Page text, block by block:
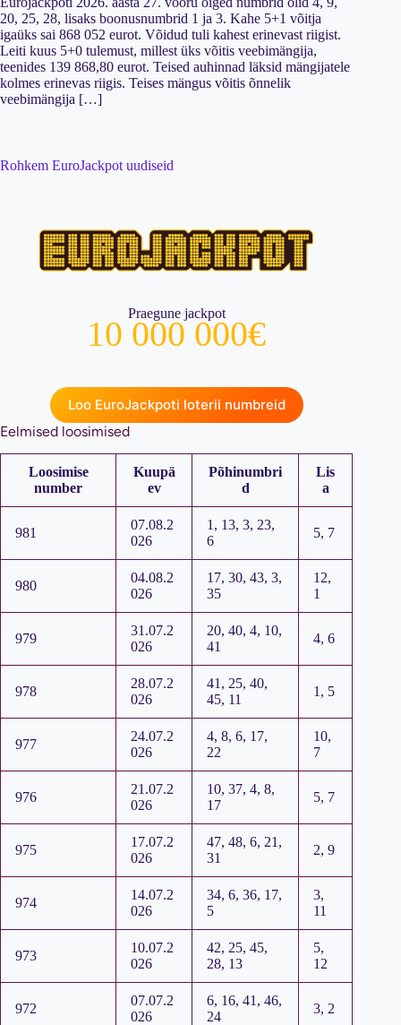
20, 25, 28, lisaks boonusnumbrid 1 ja 3. Kahe 5+1 võitja
igaüks sai 868 052 eurot. Võidud tuli kahest erinevast riigist.
Leiti kuus 5+0 tulemust, millest üks võitis veebimängija,
teenides 139 868,80 eurot. Teised auhinnad läksid mängijatele
kolmes erinevas riigis. Teises mängus võitis õnnelik
veebimängija […]
Rohkem EuroJackpot uudiseid
Praegune jackpot
10 000 000€
Loo EuroJackpoti loterii numbreid
Eelmised loosimised
Loosimise
number
Kuupä
ev
Põhinumbri
d
Lis
a
981
07.08.2
026
1, 13, 3, 23,
6
5, 7
980
04.08.2
026
17, 30, 43, 3,
35
12,
1
979
31.07.2
026
20, 40, 4, 10,
41
4, 6
978
28.07.2
026
41, 25, 40,
45, 11
1, 5
977
24.07.2
026
4, 8, 6, 17,
22
10,
7
976
21.07.2
026
10, 37, 4, 8,
17
5, 7
975
17.07.2
026
47, 48, 6, 21,
31
2, 9
974
14.07.2
026
34, 6, 36, 17,
5
3,
11
973
10.07.2
026
42, 25, 45,
28, 13
5,
12
972
07.07.2
026
6, 16, 41, 46,
24
3, 2